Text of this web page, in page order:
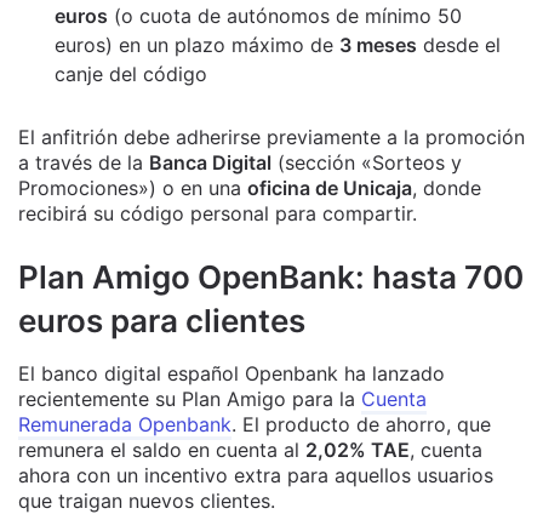
euros (o cuota de autónomos de mínimo 50
euros) en un plazo máximo de 3 meses desde el
canje del código
El anfitrión debe adherirse previamente a la promoción
a través de la Banca Digital (sección «Sorteos y
Promociones») o en una oficina de Unicaja, donde
recibirá su código personal para compartir.
Plan Amigo OpenBank: hasta 700
euros para clientes
El banco digital español Openbank ha lanzado
recientemente su Plan Amigo para la Cuenta
Remunerada Openbank. El producto de ahorro, que
remunera el saldo en cuenta al 2,02% TAE, cuenta
ahora con un incentivo extra para aquellos usuarios
que traigan nuevos clientes.